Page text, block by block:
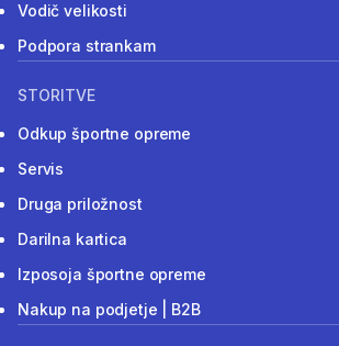
Vodič velikosti
Podpora strankam
STORITVE
Odkup športne opreme
Servis
Druga priložnost
Darilna kartica
Izposoja športne opreme
Nakup na podjetje | B2B